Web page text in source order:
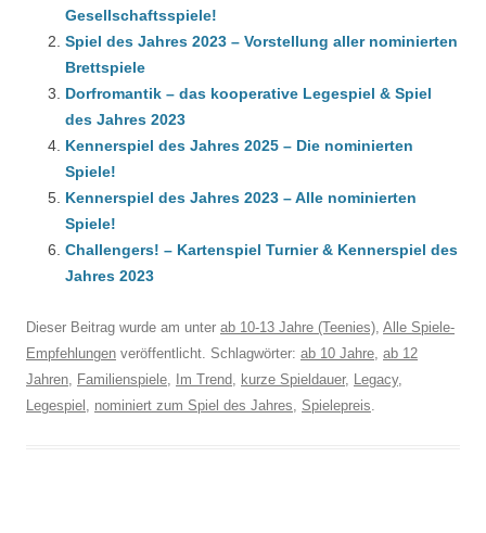
Gesellschaftsspiele!
Spiel des Jahres 2023 – Vorstellung aller nominierten
Brettspiele
Dorfromantik – das kooperative Legespiel & Spiel
des Jahres 2023
Kennerspiel des Jahres 2025 – Die nominierten
Spiele!
Kennerspiel des Jahres 2023 – Alle nominierten
Spiele!
Challengers! – Kartenspiel Turnier & Kennerspiel des
Jahres 2023
Dieser Beitrag wurde am unter ab 10-13 Jahre (Teenies), Alle Spiele-
Empfehlungen veröffentlicht. Schlagwörter: ab 10 Jahre, ab 12
Jahren, Familienspiele, Im Trend, kurze Spieldauer, Legacy,
Legespiel , nominiert zum Spiel des Jahres, Spielepreis.